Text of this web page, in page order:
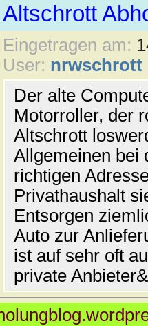
Altschrott
Eingetragen am:
User: nrwschrott
Der alte
Motorroller, der
Altschrott
Allgemeinen bei
richtigen
Privathaushalt
Entsorgen
Auto zur
ist auf sehr oft
private